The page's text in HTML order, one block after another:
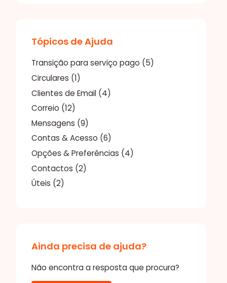
Tópicos de Ajuda
Transição para serviço pago (5)
Circulares (1)
Clientes de Email (4)
Correio (12)
Mensagens (9)
Contas & Acesso (6)
Opções & Preferências (4)
Contactos (2)
Úteis (2)
Ainda precisa de ajuda?
Não encontra a resposta que procura?